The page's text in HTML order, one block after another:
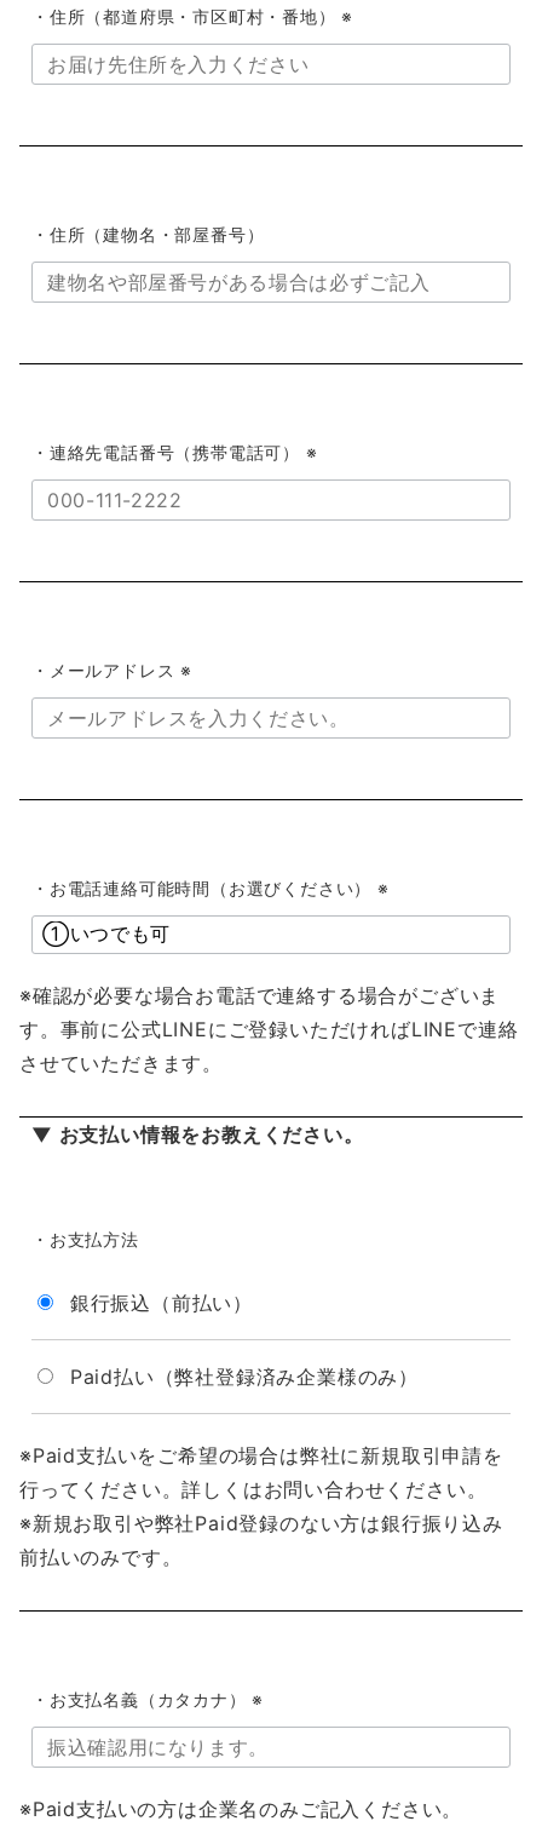
・住所（都道府県・市区町村・番地） ※
・住所（建物名・部屋番号）
・連絡先電話番号（携帯電話可） ※
・メールアドレス ※
・お電話連絡可能時間（お選びください） ※
※確認が必要な場合お電話で連絡する場合がございま
す。事前に公式LINEにご登録いただければLINEで連絡
させていただきます。
▼ お支払い情報をお教えください。
・お支払方法
銀行振込（前払い）
Paid払い（弊社登録済み企業様のみ）
※Paid支払いをご希望の場合は弊社に新規取引申請を
行ってください。詳しくはお問い合わせください。
※新規お取引や弊社Paid登録のない方は銀行振り込み
前払いのみです。
・お支払名義（カタカナ） ※
※Paid支払いの方は企業名のみご記入ください。